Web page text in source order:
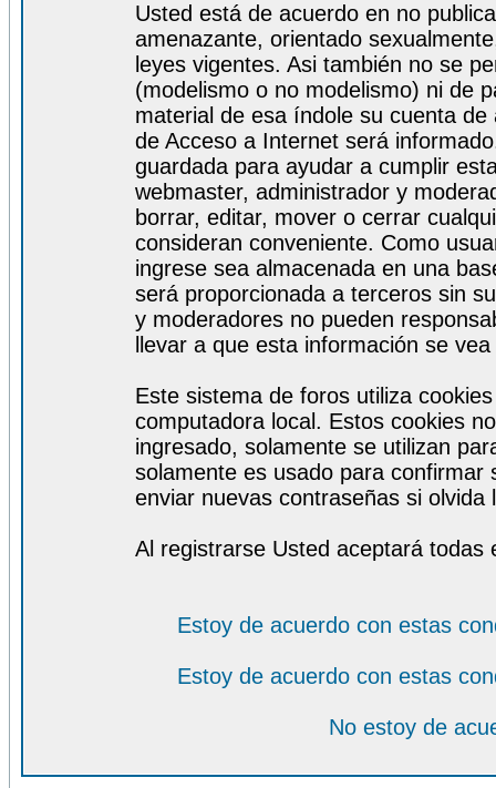
Usted está de acuerdo en no
amenazante, orientado
leyes vigentes. Asi también no se
(modelismo o no modelismo) ni de
material de esa índole su cuenta
de Acceso a Internet será
guardada para ayudar a cumplir
webmaster, administrador y
borrar, editar, mover o cerrar
consideran conveniente. Como
ingrese sea almacenada en una
será proporcionada a terceros sin
y moderadores no pueden
llevar a que esta información se
Este sistema de foros utiliza
computadora local. Estos cookies
ingresado, solamente se utilizan
solamente es usado para
enviar nuevas contraseñas si olvida
Al registrarse Usted aceptará todas
Estoy de acuerdo con estas
Estoy de acuerdo con estas
No estoy de